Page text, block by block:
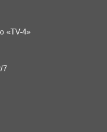
«TV-4»
7